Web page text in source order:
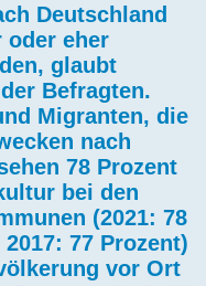
Deutschland
oder eher
glaubt
Befragten.
Migranten, die
nach
78 Prozent
bei den
(2021: 78
77 Prozent)
vor Ort